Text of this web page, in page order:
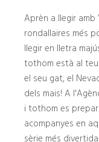
Aprèn a llegir amb
rondallaires més
llegir en lletra
tothom està al teu
el seu gat, el
dels mais! A
i tothom es
acompanyes en
sèrie més